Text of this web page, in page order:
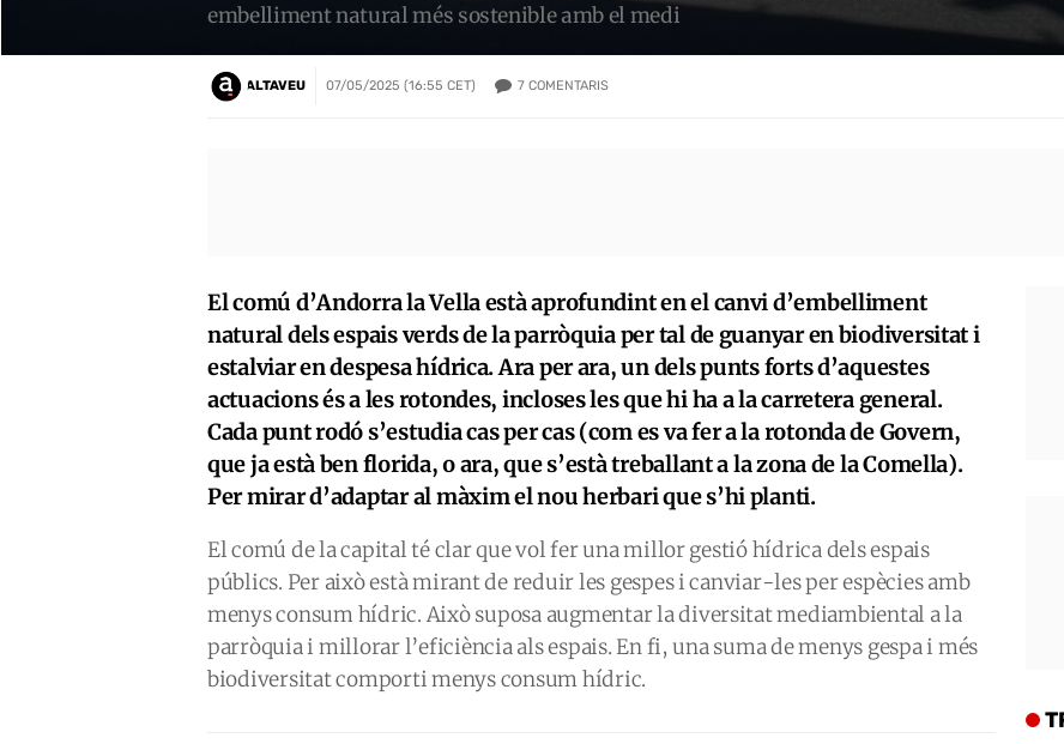
embelliment natural més sostenible amb el medi
ALTAVEU 07/05/2025 (16:55 CET) 7 COMENTARIS
El comú d’Andorra la Vella està aprofundint en el canvi d’embelliment
natural dels espais verds de la parròquia per tal de guanyar en biodiversitat i
estalviar en despesa hídrica. Ara per ara, un dels punts forts d’aquestes
actuacions és a les rotondes, incloses les que hi ha a la carretera general.
Cada punt rodó s’estudia cas per cas (com es va fer a la rotonda de Govern,
que ja està ben florida, o ara, que s’està treballant a la zona de la Comella).
Per mirar d’adaptar al màxim el nou herbari que s’hi planti.
El comú de la capital té clar que vol fer una millor gestió hídrica dels espais
públics. Per això està mirant de reduir les gespes i canviar-les per espècies amb
menys consum hídric. Això suposa augmentar la diversitat mediambiental a la
parròquia i millorar l’eficiència als espais. En fi, una suma de menys gespa i més
biodiversitat comporti menys consum hídric.